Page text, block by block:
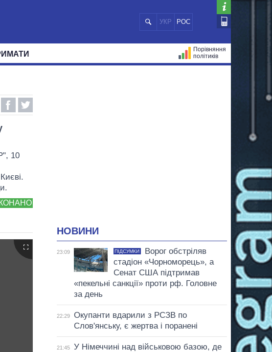
УКР РОС
СВІТ
Порівняння
політиків
10
НОВИНИ
23:09 ПІДСУМКИ
Ворог обстріляв
стадіон «Чорноморець», а
Сенат США підтримав
«пекельні санкції» проти рф. Головне
за день
22:29
Окупанти вдарили з РСЗВ по
Слов'янську, є жертва і поранені
21:45
У Німеччині над військовою базою, де